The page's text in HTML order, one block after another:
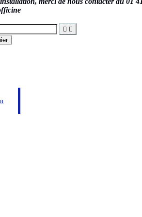
 
Bac papier BROTHER
d’impression important. Il permet